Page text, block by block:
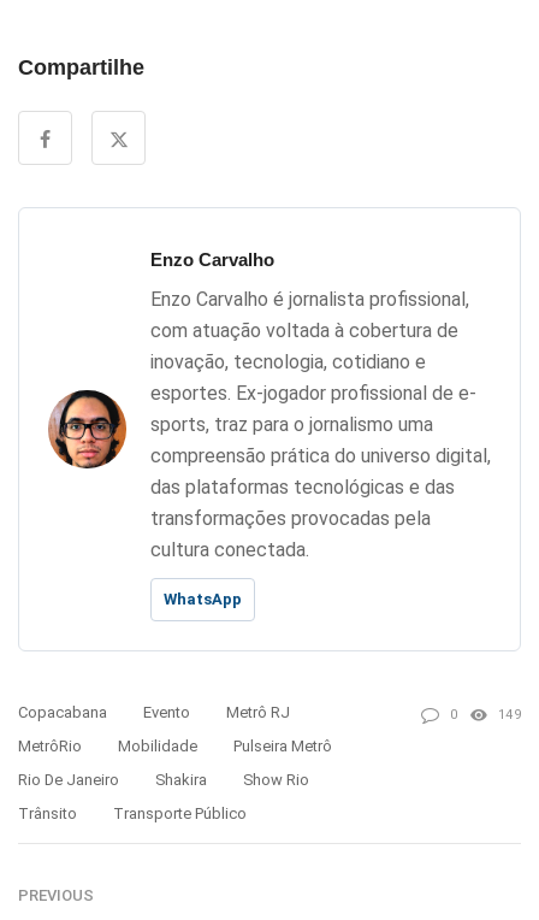
Compartilhe
Enzo Carvalho
Enzo Carvalho é jornalista profissional,
com atuação voltada à cobertura de
inovação, tecnologia, cotidiano e
esportes. Ex-jogador profissional de e-
sports, traz para o jornalismo uma
compreensão prática do universo digital,
das plataformas tecnológicas e das
transformações provocadas pela
cultura conectada.
WhatsApp
Copacabana Evento
Metrô RJ
MetrôRio
Mobilidade
Pulseira Metrô
Rio De Janeiro
Shakira
Show Rio
Trânsito
Transporte Público
0 149
PREVIOUS